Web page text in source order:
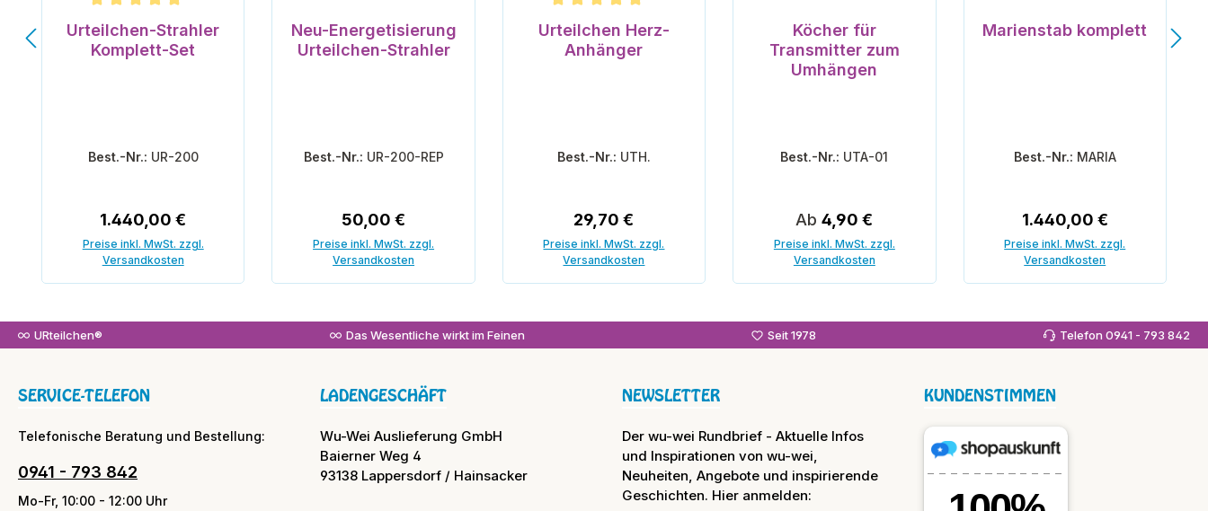
Durchschnittliche Bewertung von 5 von 5 Sternen
Urteilchen-Strahler
Komplett-Set
Best.-Nr.: UR-200
Regulärer Preis:
1.440,00 €
Preise inkl. MwSt. zzgl.
Versandkosten
Neu-Energetisierung
Urteilchen-Strahler
Best.-Nr.: UR-200-REP
Regulärer Preis:
50,00 €
Preise inkl. MwSt. zzgl.
Versandkosten
Durchschnittliche Bewertung von 5 von 5 Sternen
Urteilchen Herz-
Anhänger
Best.-Nr.: UTH.
Regulärer Preis:
29,70 €
Preise inkl. MwSt. zzgl.
Versandkosten
Köcher für
Transmitter zum
Umhängen
Best.-Nr.: UTA-01
Regulärer Preis:
Ab4,90 €
Preise inkl. MwSt. zzgl.
Versandkosten
Marienstab komplett
Best.-Nr.: MARIA
Regulärer Preis:
1.440,00 €
Preise inkl. MwSt. zzgl.
Versandkosten
URteilchen® Das Wesentliche wirkt im Feinen Seit 1978 Telefon 0941 - 793 842
SERVICE-TELEFON
Telefonische Beratung und Bestellung:
0941 - 793 842
Mo-Fr, 10:00 - 12:00 Uhr
NEWSLETTER
Der wu-wei Rundbrief - Aktuelle Infos
und Inspirationen von wu-wei,
Neuheiten, Angebote und inspirierende
Geschichten. Hier anmelden:
KUNDENSTIMMEN
LADENGESCHÄFT
Wu-Wei Auslieferung GmbH
Baierner Weg 4
93138 Lappersdorf / Hainsacker